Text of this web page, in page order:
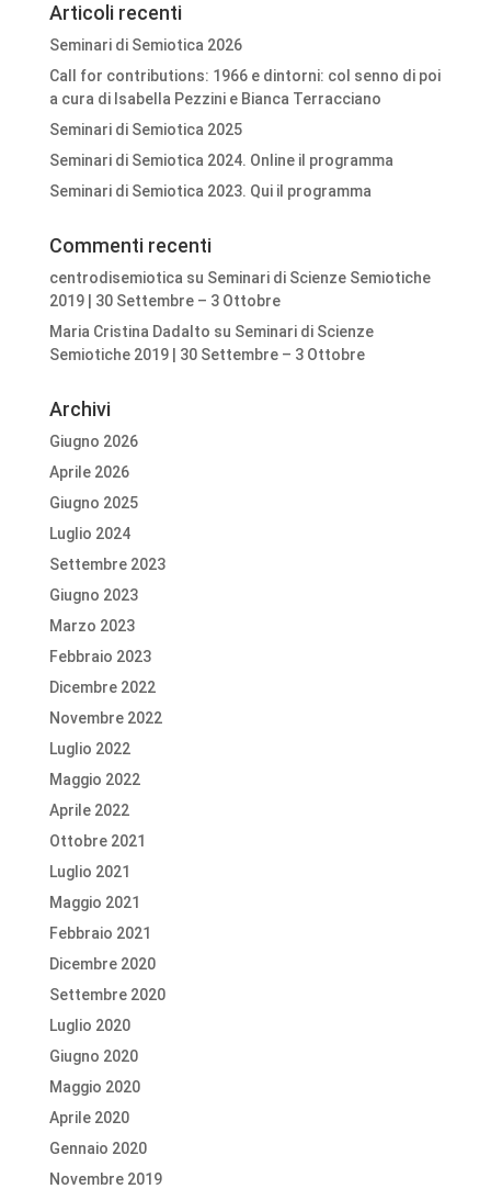
Articoli recenti
Seminari di Semiotica 2026
Call for contributions: 1966 e dintorni: col senno di poi
a cura di Isabella Pezzini e Bianca Terracciano
Seminari di Semiotica 2025
Seminari di Semiotica 2024. Online il programma
Seminari di Semiotica 2023. Qui il programma
Commenti recenti
centrodisemiotica su Seminari di Scienze Semiotiche
2019 | 30 Settembre – 3 Ottobre
Maria Cristina Dadalto su Seminari di Scienze
Semiotiche 2019 | 30 Settembre – 3 Ottobre
Archivi
Giugno 2026
Aprile 2026
Giugno 2025
Luglio 2024
Settembre 2023
Giugno 2023
Marzo 2023
Febbraio 2023
Dicembre 2022
Novembre 2022
Luglio 2022
Maggio 2022
Aprile 2022
Ottobre 2021
Luglio 2021
Maggio 2021
Febbraio 2021
Dicembre 2020
Settembre 2020
Luglio 2020
Giugno 2020
Maggio 2020
Aprile 2020
Gennaio 2020
Novembre 2019